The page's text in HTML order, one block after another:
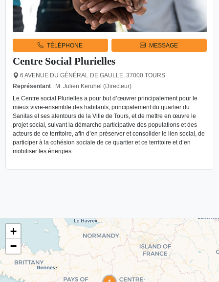
TÉLÉPHONE MESSAGE
Centre Social Plurielles
6 AVENUE DU GÉNÉRAL DE GAULLE, 37000 TOURS
Représentant: M. Julien Keruhel (Directeur)
Le Centre social Plurielles a pour but d’œuvrer principalement pour le
mieux vivre-ensemble des habitants, principalement du quartier du
Sanitas et ses alentours de la Ville de Tours, et de mettre en œuvre le
projet social, suivant la démarche participative des populations et des
acteurs de ce territoire, afin d’en préserver et consolider le lien social, de
participer à la cohésion sociale de ce quartier et ce territoire et d’en
mobiliser les énergies.
+
−